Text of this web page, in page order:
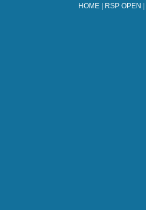
HOME RSP OPEN